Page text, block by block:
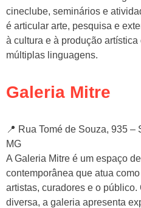
cineclube, seminários e
é articular arte, pesquisa e
à cultura e à produção
múltiplas linguagens.
Galeria Mitre
📍 Rua Tomé de Souza, 935
MG
A Galeria Mitre é um espaço
contemporânea que atua
artistas, curadores e o
diversa, a galeria apresenta